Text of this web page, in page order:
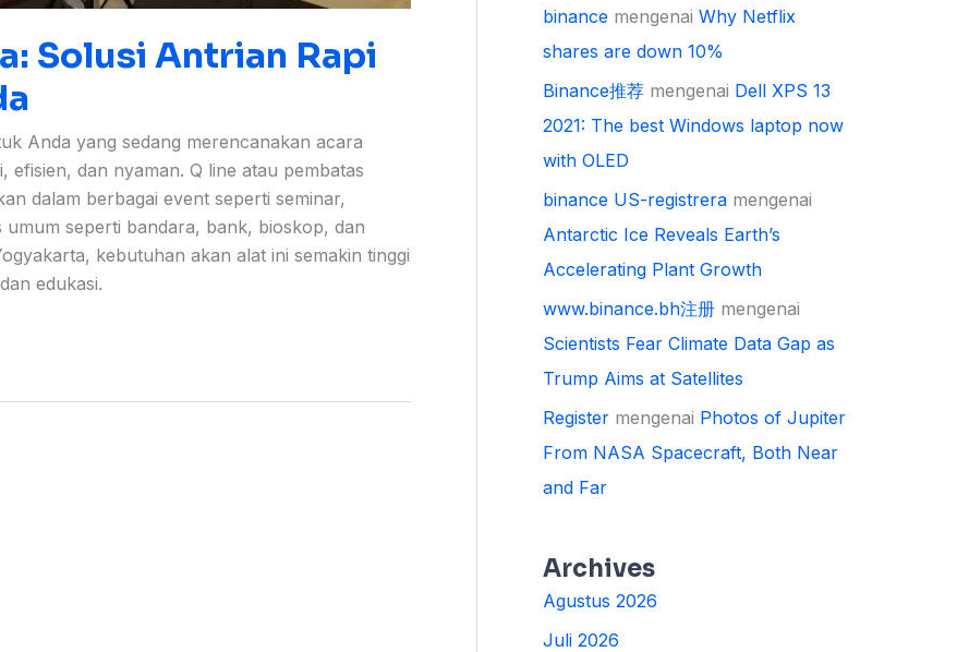
Solusi Antrian Rapi
Anda yang sedang merencanakan acara
dan nyaman. Q line atau pembatas
dalam berbagai event seperti seminar,
seperti bandara, bank, bioskop, dan
kebutuhan akan alat ini semakin tinggi
edukasi.
binance mengenai Why Netflix
shares are down 10%
Binance推荐 mengenai Dell XPS 13
2021: The best Windows laptop now
with OLED
binance US-registrera mengenai
Antarctic Ice Reveals Earth’s
Accelerating Plant Growth
www.binance.bh注册 mengenai
Scientists Fear Climate Data Gap as
Trump Aims at Satellites
Register mengenai Photos of Jupiter
From NASA Spacecraft, Both Near
and Far
Archives
Agustus 2026
Juli 2026